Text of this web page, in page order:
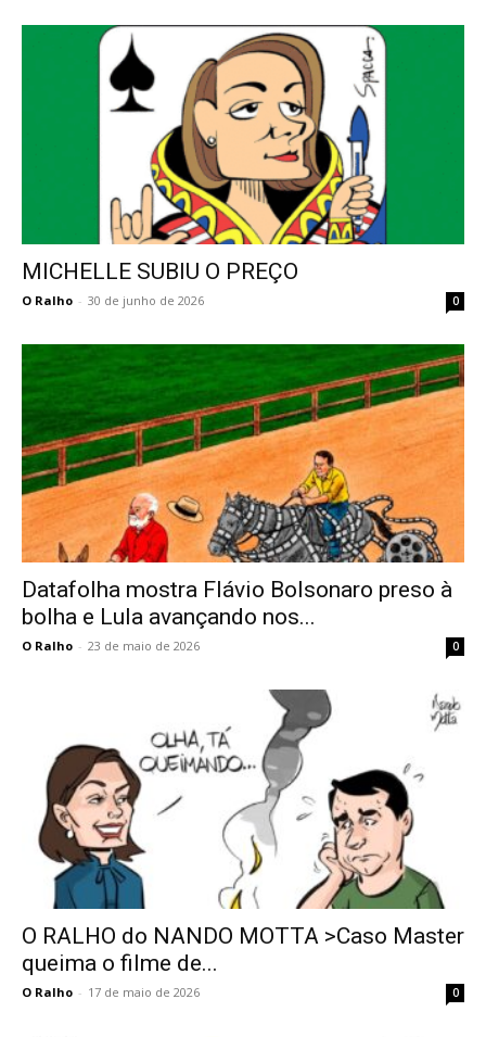
MICHELLE SUBIU O PREÇO
O Ralho - 30 de junho de 2026 0
Datafolha mostra Flávio Bolsonaro preso à
bolha e Lula avançando nos...
O Ralho - 23 de maio de 2026 0
O RALHO do NANDO MOTTA >Caso Master
queima o filme de...
O Ralho - 17 de maio de 2026 0